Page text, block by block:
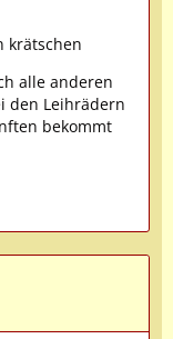
krätschen
alle anderen
den Leihrädern
bekommt